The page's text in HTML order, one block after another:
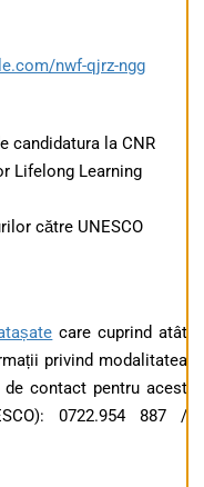
nwf-qjrz-ngg
candidatura la CNR
Lifelong Learning
către UNESCO
care cuprind atât
privind modalitatea
contact pentru acest
0722.954 887 /